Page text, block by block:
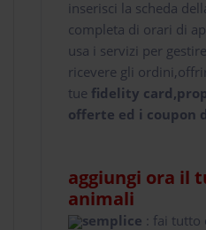
inserisci la scheda
completa di orari di
usa i servizi per
ricevere gli
tue fidelity
offerte ed i coupon
aggiungi ora il
animali
semplice : fai tutto